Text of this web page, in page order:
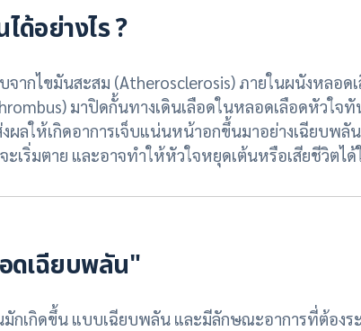
ด้อย่างไร ?
กไขมันสะสม (Atherosclerosis) ภายในผนังหลอด
มาปิดกั้นทางเดินเลือดในหลอดเลือดหัวใจ
ผลให้เกิดอาการเจ็บแน่นหน้าอกขึ้นมาอย่างเฉียบพลั
ะเริ่มตาย และอาจทำให้หัวใจหยุดเต้นหรือเสียชีวิตไ
ดเฉียบพลัน"
กิดขึ้น แบบเฉียบพลัน และมีลักษณะอาการที่ต้องระ